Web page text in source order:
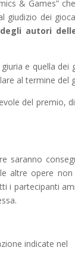
& Games”
giudizio dei
autori
e quella dei
al termine del
del premio,
saranno
altre opere non
i partecipanti
indicate nel